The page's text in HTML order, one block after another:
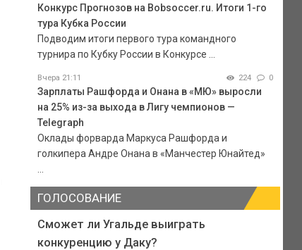
Конкурс Прогнозов на Bobsoccer.ru. Итоги 1-го
тура Кубка России
Подводим итоги первого тура командного
турнира по Кубку России в Конкурсе ...
Вчера 21:11 224 0
Зарплаты Рашфорда и Онана в «МЮ» выросли
на 25% из-за выхода в Лигу чемпионов —
Telegraph
Оклады форварда Маркуса Рашфорда и
голкипера Андре Онана в «Манчестер Юнайтед»
ГОЛОСОВАНИЕ
Сможет ли Угальде выиграть
конкуренцию у Даку?